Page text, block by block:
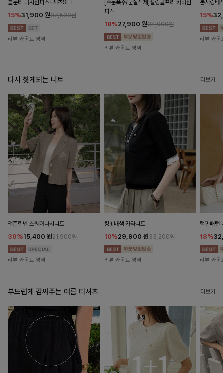
블룬티 나시원피스+셔츠SET
15%31,900 원37,500원
리뷰 카운트 영역
[주문폭주/군살삭제]젤링클프리 카라원
피스
18%27,900 원34,000원
리뷰 카운트 영역
롬셔링배
15%
리뷰 카운
다시 찾게되는 니트 더보기
앤즌린넨 스퀘어나시니트
30%15,400 원21,900원
리뷰 카운트 영역
킹밋배색 카라니트
10%29,900 원33,200원
리뷰 카운트 영역
캘핀패턴
18%
리뷰 카운
부드럽게 감싸주는 여름 티셔츠 더보기